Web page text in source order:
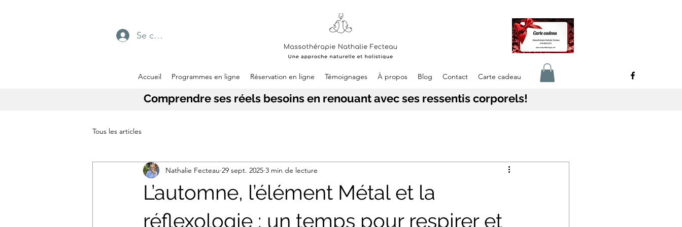
Se connecter
Accueil Programmes en ligne Réservation en ligne Témoignages À propos Blog Contact Carte cadeau
Comprendre ses réels besoins en renouant avec ses ressentis corporels!
Tous les articles
L’automne, l’élément Métal et la
réflexologie : un temps pour respirer et
Nathalie Fecteau 29 sept. 2025 3 min de lecture